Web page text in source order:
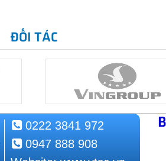
ĐỐI TÁC
0222 3841 972
0947 888 908